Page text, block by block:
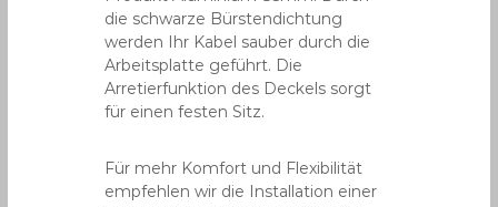
die schwarze Bürstendichtung
werden Ihr Kabel sauber durch die
Arbeitsplatte geführt. Die
Arretierfunktion des Deckels sorgt
für einen festen Sitz.
Für mehr Komfort und Flexibilität
empfehlen wir die Installation einer